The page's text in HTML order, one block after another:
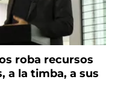
roba recursos
a la timba, a sus